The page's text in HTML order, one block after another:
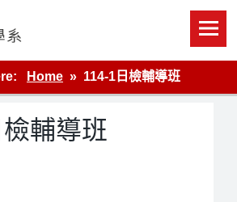
站
Home 114-1日檢輔導班
輔導班